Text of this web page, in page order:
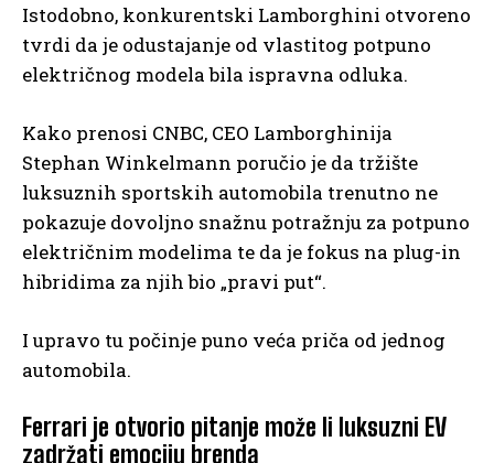
Istodobno, konkurentski Lamborghini otvoreno
tvrdi da je odustajanje od vlastitog potpuno
električnog modela bila ispravna odluka.
Kako prenosi CNBC, CEO Lamborghinija
Stephan Winkelmann poručio je da tržište
luksuznih sportskih automobila trenutno ne
pokazuje dovoljno snažnu potražnju za potpuno
električnim modelima te da je fokus na plug-in
hibridima za njih bio „pravi put“.
I upravo tu počinje puno veća priča od jednog
automobila.
Ferrari je otvorio pitanje može li luksuzni EV
zadržati emociju brenda